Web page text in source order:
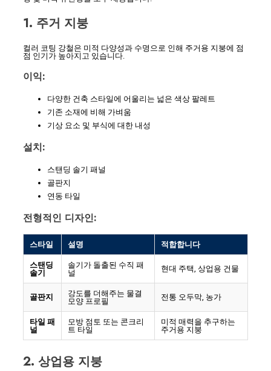
1. 주거 지붕
컬러 코팅 강철은 미적 다양성과 수명으로 인해 주거용 지붕에 점
점 인기가 높아지고 있습니다.
이익:
다양한 건축 스타일에 어울리는 넓은 색상 팔레트
기존 소재에 비해 가벼움
기상 요소 및 부식에 대한 내성
설치:
스탠딩 솔기 패널
골판지
연동 타일
전형적인 디자인:
스타일 설명 적합합니다
스탠딩
솔기
솔기가 돌출된 수직 패
널
현대 주택, 상업용 건물
골판지
강도를 더해주는 물결
모양 프로필
전통 오두막, 농가
타일 ​​패
널
모방 점토 또는 콘크리
트 타일
미적 매력을 추구하는
주거용 지붕
2. 상업용 지붕